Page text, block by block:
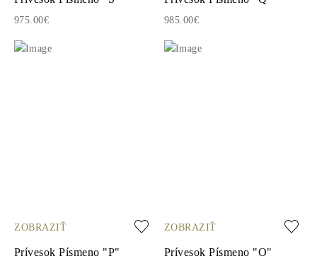
975.00€ 985.00€
ZOBRAZIŤ
Prívesok Písmeno "P"
ZOBRAZIŤ
Prívesok Písmeno "O"